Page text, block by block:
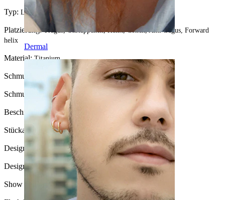
Dermal
Typ: Labret, Flatback
Platzierung:
Tragus, Ohrläppchen, Helix, Conch, Anti-tragus, Forward
helix
Material:Titanium
Schmucksteinfarbe:Durchsichtig
Schmucksteintyp:Kubischer Zirkonia
Beschichtungsart:PVD-Beschichtung
Stückanzahl:
Design:
Design Height:8 mm
Show pair option: Ja